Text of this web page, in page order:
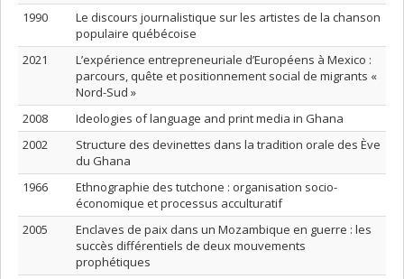
1990
Le discours journalistique sur les artistes de la chanson
populaire québécoise
2021
L’expérience entrepreneuriale d’Européens à Mexico :
parcours, quête et positionnement social de migrants «
Nord-Sud »
2008
Ideologies of language and print media in Ghana
2002
Structure des devinettes dans la tradition orale des Ève
du Ghana
1966
Ethnographie des tutchone : organisation socio-
économique et processus acculturatif
2005
Enclaves de paix dans un Mozambique en guerre : les
succès différentiels de deux mouvements
prophétiques